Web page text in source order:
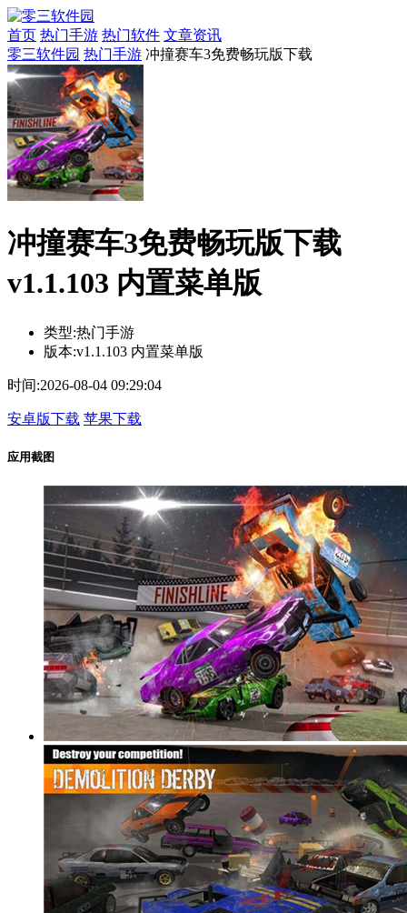
首页 热门手游 热门软件 文章资讯
零三软件园 热门手游 冲撞赛车3免费畅玩版下载
冲撞赛车3免费畅玩版下载
v1.1.103 内置菜单版
类型:热门手游
版本:v1.1.103 内置菜单版
时间:2026-08-04 09:29:04
安卓版下载 苹果下载
应用截图